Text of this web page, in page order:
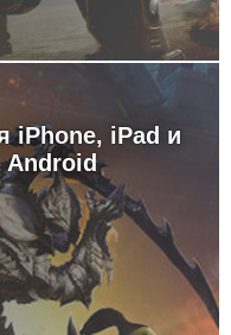
iPhone, iPad и
Android